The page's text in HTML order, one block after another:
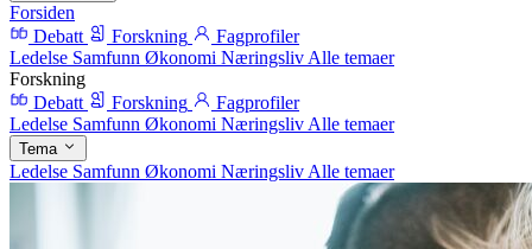
Forsiden
Debatt
Forskning
Fagprofiler
Ledelse Samfunn Økonomi Næringsliv Alle temaer
Forskning
Debatt
Forskning
Fagprofiler
Ledelse Samfunn Økonomi Næringsliv Alle temaer
Tema
Ledelse Samfunn Økonomi Næringsliv Alle temaer